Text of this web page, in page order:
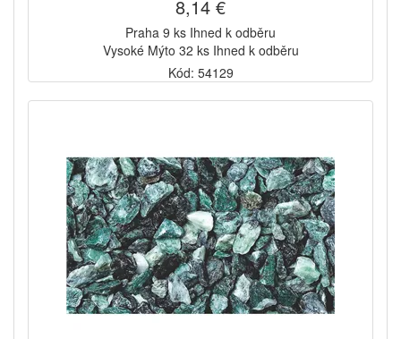
8,14 €
Praha 9 ks Ihned k odběru
Vysoké Mýto 32 ks Ihned k odběru
Kód: 54129